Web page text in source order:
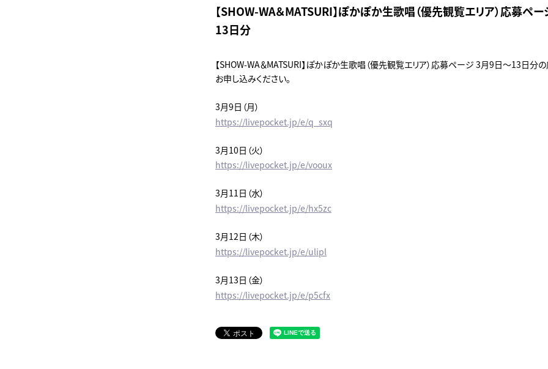
【SHOW-WA＆MATSURI】ぽかぽか生歌唱（優先観覧エリア）応募ペ
13日分
【SHOW-WA＆MATSURI】ぽかぽか生歌唱（優先観覧エリア）応募ページ 3月9日～13日分
お申し込みください。
3月9日（月）
https://livepocket.jp/e/q_sxq
3月10日（火）
https://livepocket.jp/e/vooux
3月11日（水）
https://livepocket.jp/e/hx5zc
3月12日（木）
https://livepocket.jp/e/ulipl
3月13日（金）
https://livepocket.jp/e/p5cfx